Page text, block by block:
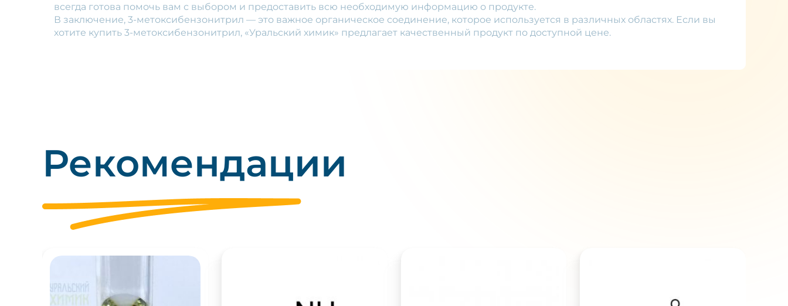
всегда готова помочь вам с выбором и предоставить всю необходимую информацию о продукте.
В заключение, 3-метоксибензонитрил — это важное органическое соединение, которое используется в различных областях. Если вы
хотите купить 3-метоксибензонитрил, «Уральский химик» предлагает качественный продукт по доступной цене.
Рекомендации